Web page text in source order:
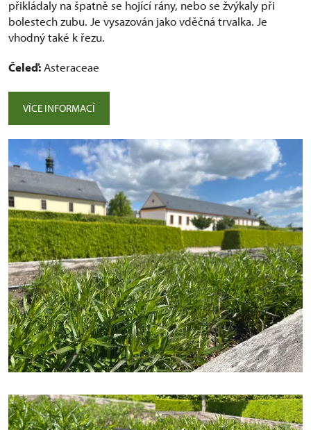
přikládaly na špatně se hojící rány, nebo se žvýkaly při
bolestech zubu. Je vysazován jako vděčná trvalka. Je
vhodný také k řezu.
Čeleď: Asteraceae
VÍCE INFORMACÍ